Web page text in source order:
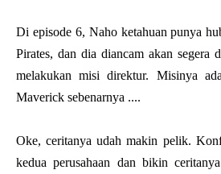
Di episode 6, Naho ketahuan punya
Pirates, dan dia diancam akan segera
melakukan misi direktur. Misinya
Maverick sebenarnya ....
Oke, ceritanya udah makin pelik.
kedua perusahaan dan bikin